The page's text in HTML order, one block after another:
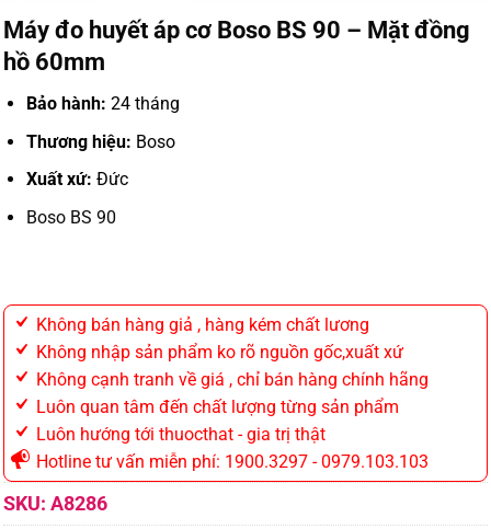
Máy đo huyết áp cơ Boso BS 90 – Mặt đồng
hồ 60mm
Bảo hành: 24 tháng
Thương hiệu: Boso
Xuất xứ: Đức
Boso BS 90
Không bán hàng giả , hàng kém chất lương
Không nhập sản phẩm ko rõ nguồn gốc,xuất xứ
Không cạnh tranh về giá , chỉ bán hàng chính hãng
Luôn quan tâm đến chất lượng từng sản phẩm
Luôn hướng tới thuocthat - gia trị thật
Hotline tư vấn miễn phí: 1900.3297 - 0979.103.103
SKU: A8286